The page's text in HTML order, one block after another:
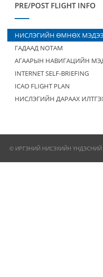
PRE/POST FLIGHT INFO
НИСЛЭГИЙН ӨМНӨХ
ГАДААД NOTAM
АГААРЫН НАВИГАЦИЙН
INTERNET SELF-BRIEFING
ICAO FLIGHT PLAN
НИСЛЭГИЙН ДАРААХ
© ИРГЭНИЙ НИСЭХИЙН